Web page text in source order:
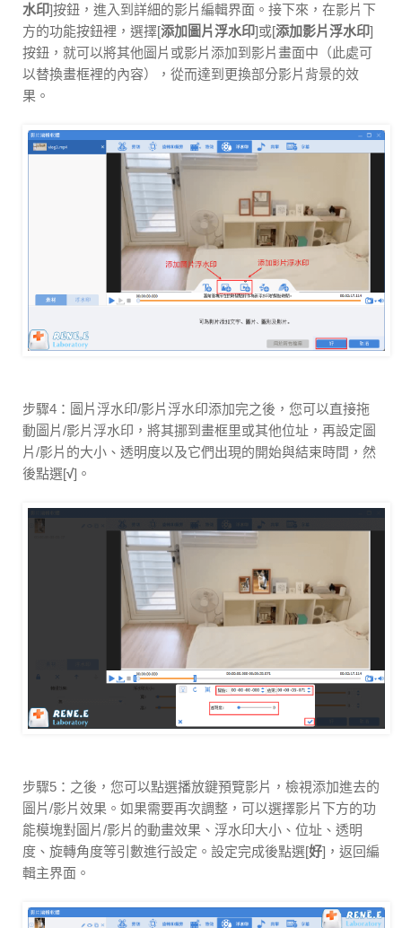
水印]按鈕，進入到詳細的影片編輯界面。接下來，在影片下
方的功能按鈕裡，選擇[添加圖片浮水印]或[添加影片浮水印]
按鈕，就可以將其他圖片或影片添加到影片畫面中（此處可
以替換畫框裡的內容），從而達到更換部分影片背景的效
果。
步驟4：圖片浮水印/影片浮水印添加完之後，您可以直接拖
動圖片/影片浮水印，將其挪到畫框里或其他位址，再設定圖
片/影片的大小、透明度以及它們出現的開始與結束時間，然
後點選[√]。
步驟5：之後，您可以點選播放鍵預覽影片，檢視添加進去的
圖片/影片效果。如果需要再次調整，可以選擇影片下方的功
能模塊對圖片/影片的動畫效果、浮水印大小、位址、透明
度、旋轉角度等引數進行設定。設定完成後點選[好]，返回編
輯主界面。